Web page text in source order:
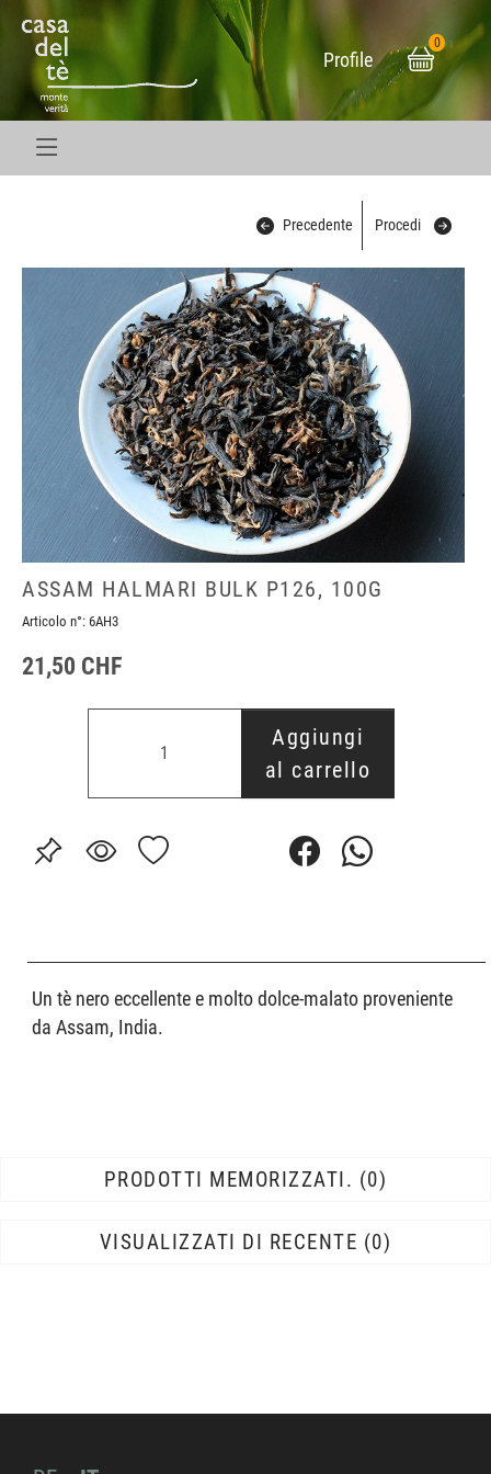
Skip to main content
Skip to page footer Profile
0
Precedente Procedi
ASSAM HALMARI BULK P126, 100G
Articolo n°: 6AH3
21,50 CHF
Aggiungi
al carrello
Un tè nero eccellente e molto dolce-malato proveniente
da Assam, India.
PRODOTTI MEMORIZZATI. 0
VISUALIZZATI DI RECENTE 0